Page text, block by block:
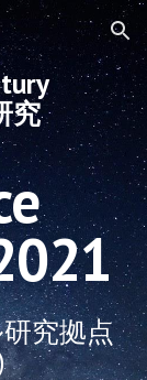
to navigation
究
究拠点